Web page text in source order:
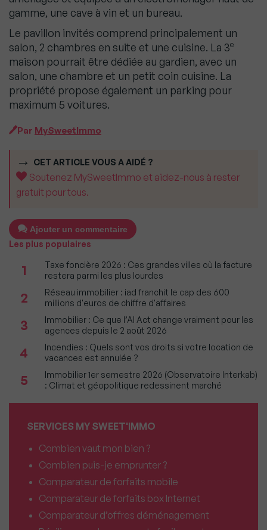
gamme, une cave à vin et un bureau.
Le pavillon invités comprend principalement un
salon, 2 chambres en suite et une cuisine. La 3e
maison pourrait être dédiée au gardien, avec un
salon, une chambre et un petit coin cuisine. La
propriété propose également un parking pour
maximum 5 voitures.
Par MySweetImmo
CET ARTICLE VOUS A AIDÉ ?
Soutenez MySweetImmo et aidez-nous à rester
gratuit pour tous.
Ajouter un commentaire
Les plus populaires
1
Taxe foncière 2026 : Ces grandes villes où la facture
restera parmi les plus lourdes
2
Réseau immobilier : iad franchit le cap des 600
millions d'euros de chiffre d'affaires
3
Immobilier : Ce que l’AI Act change vraiment pour les
agences depuis le 2 août 2026
4
Incendies : Quels sont vos droits si votre location de
vacances est annulée ?
5
Immobilier 1er semestre 2026 (Observatoire Interkab)
: Climat et géopolitique redessinent marché
SERVICES MY SWEET'IMMO
Combien vaut mon bien ?
Combien puis-je emprunter ?
Comparateur de forfaits mobile
Comparateur de forfaits box Internet
Comparateur d’offres déménagement